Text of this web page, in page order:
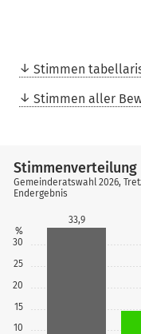
Stimmen
Stimmen aller
10
15
20
25
30
%
33,9
Stimmenverteilung
Gemeinderatswahl 2026,
Endergebnis